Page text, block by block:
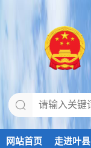
网站首页 走进叶县